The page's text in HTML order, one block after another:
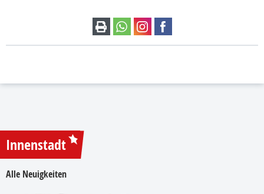
Innenstadt
Alle Neuigkeiten